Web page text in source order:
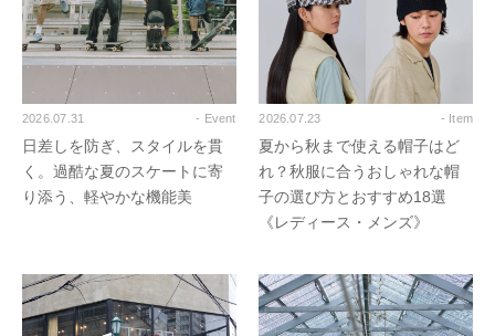
2026.07.31 - Event
日差しを防ぎ、スタイルを貫
く。過酷な夏のスケートに寄
り添う、軽やかな機能美
2026.07.23 - Item
夏から秋まで使える帽子はど
れ？秋服に合うおしゃれな帽
子の選び方とおすすめ18選
《レディース・メンズ》